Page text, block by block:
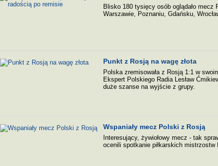
Blisko 180 tysięcy osób oglądało
Warszawie, Poznaniu, Gdańsku,
Punkt z Rosją na wagę złota
Polska zremisowała z Rosją 1:1 w
Ekspert Polskiego Radia Lesław
duże szanse na wyjście z grupy.
Wspaniały mecz Polski z Rosją
Interesujący, żywiołowy mecz - tak
ocenili spotkanie piłkarskich